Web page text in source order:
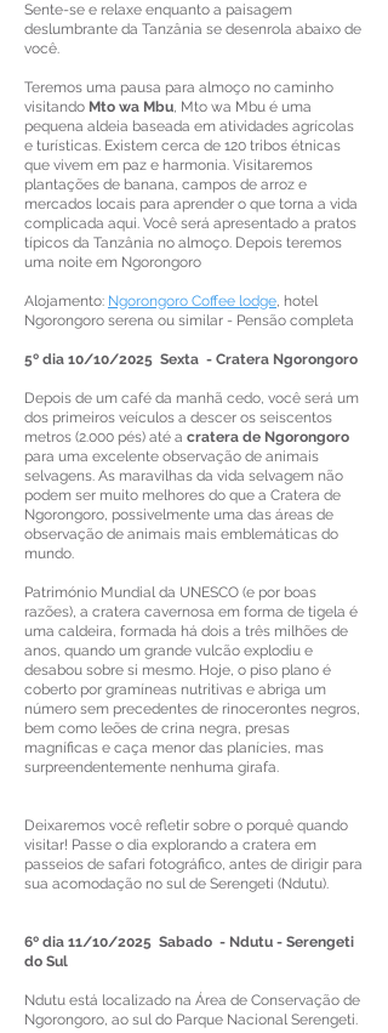
Sente-se e relaxe enquanto a paisagem
deslumbrante da Tanzânia se desenrola abaixo de
você.
Teremos uma pausa para almoço no caminho
visitando Mto wa Mbu, Mto wa Mbu é uma
pequena aldeia baseada em atividades agrícolas
e turísticas. Existem cerca de 120 tribos étnicas
que vivem em paz e harmonia. Visitaremos
plantações de banana, campos de arroz e
mercados locais para aprender o que torna a vida
complicada aqui. Você será apresentado a pratos
típicos da Tanzânia no almoço. Depois teremos
uma noite em Ngorongoro
Alojamento: Ngorongoro Coffee lodge, hotel
Ngorongoro serena ou similar - Pensão completa
5º dia 10/10/2025 Sexta - Cratera Ngorongoro
Depois de um café da manhã cedo, você será um
dos primeiros veículos a descer os seiscentos
metros (2.000 pés) até a cratera de Ngorongoro
para uma excelente observação de animais
selvagens. As maravilhas da vida selvagem não
podem ser muito melhores do que a Cratera de
Ngorongoro, possivelmente uma das áreas de
observação de animais mais emblemáticas do
mundo.
Património Mundial da UNESCO (e por boas
razões), a cratera cavernosa em forma de tigela é
uma caldeira, formada há dois a três milhões de
anos, quando um grande vulcão explodiu e
desabou sobre si mesmo. Hoje, o piso plano é
coberto por gramíneas nutritivas e abriga um
número sem precedentes de rinocerontes negros,
bem como leões de crina negra, presas
magníficas e caça menor das planícies, mas
surpreendentemente nenhuma girafa.
Deixaremos você refletir sobre o porquê quando
visitar! Passe o dia explorando a cratera em
passeios de safari fotográfico, antes de dirigir para
sua acomodação no sul de Serengeti (Ndutu).
6º dia 11/10/2025 Sabado - Ndutu - Serengeti
do Sul
Ndutu está localizado na Área de Conservação de
Ngorongoro, ao sul do Parque Nacional Serengeti.